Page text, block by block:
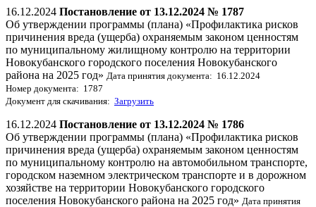
16.12.2024 Постановление от 13.12.2024 № 1787
Об утверждении программы (плана) «Профилактика рисков
причинения вреда (ущерба) охраняемым законом ценностям
по муниципальному жилищному контролю на территории
Новокубанского городского поселения Новокубанского
района на 2025 год» Дата принятия документа: 16.12.2024
Номер документа: 1787
Документ для скачивания: Загрузить
16.12.2024 Постановление от 13.12.2024 № 1786
Об утверждении программы (плана) «Профилактика рисков
причинения вреда (ущерба) охраняемым законом ценностям
по муниципальному контролю на автомобильном транспорте,
городском наземном электрическом транспорте и в дорожном
хозяйстве на территории Новокубанского городского
поселения Новокубанского района на 2025 год» Дата принятия